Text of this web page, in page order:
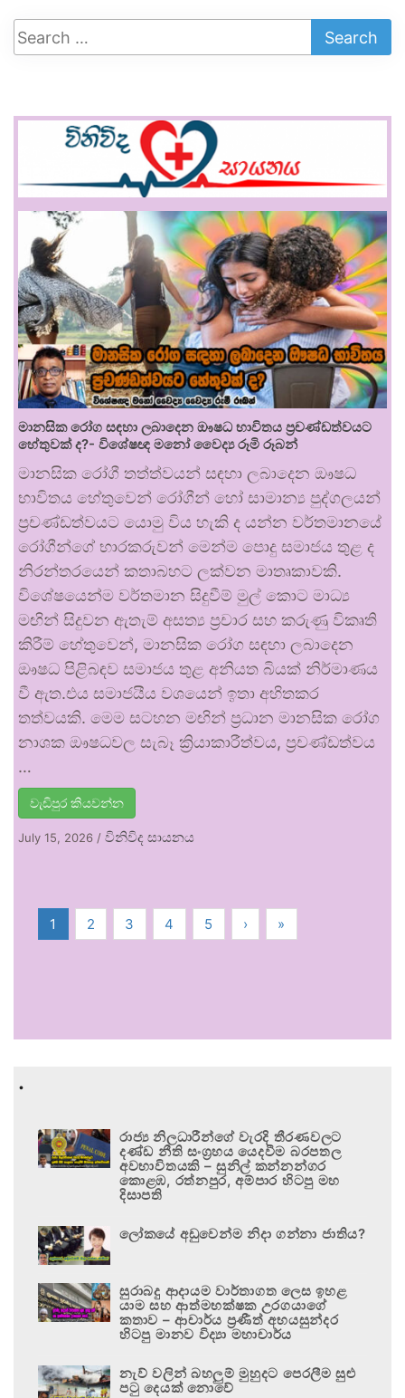
මානසික රෝග සඳහා ලබාදෙන ඖෂධ භාවිතය ප්‍රචණ්ඩත්වයට
හේතුවක් ද?- විශේෂඥ මනෝ වෛද්‍ය රූමි රූබන්
මානසික රෝගී තත්ත්වයන් සඳහා ලබාදෙන ඖෂධ
භාවිතය හේතුවෙන් රෝගීන් හෝ සාමාන්‍ය පුද්ගලයන්
ප්‍රචණ්ඩත්වයට යොමු විය හැකි ද යන්න වර්තමානයේ
රෝගීන්ගේ භාරකරුවන් මෙන්ම පොදු සමාජය තුළ ද
නිරන්තරයෙන් කතාබහට ලක්වන මාතෘකාවකි.
විශේෂයෙන්ම වර්තමාන සිදුවීම් මුල් කොට මාධ්‍ය
මඟින් සිදුවන ඇතැම් අසත්‍ය ප්‍රචාර සහ කරුණු විකෘති
කිරීම් හේතුවෙන්, මානසික රෝග සඳහා ලබාදෙන
ඖෂධ පිළිබඳව සමාජය තුළ අනියත බියක් නිර්මාණය
වී ඇත.එය සමාජයීය වශයෙන් ඉතා අහිතකර
තත්වයකි. මෙම සටහන මඟින් ප්‍රධාන මානසික රෝග
නාශක ඖෂධවල සැබෑ ක්‍රියාකාරීත්වය, ප්‍රචණ්ඩත්වය
…
වැඩිපුර කියවන්න
July 15, 2026 / විනිවිද සායනය
1 2 3 4 5 › »
.
රාජ්‍ය නිලධාරීන්ගේ වැරදි තීරණවලට
දණ්ඩ නීති සංග්‍රහය යෙදවීම බරපතල
අවභාවිතයකි – සුනිල් කන්නන්ගර
කොළඹ, රත්නපුර, අම්පාර හිටපු මහ
දිසාපති
ලෝකයේ අඩුවෙන්ම නිදා ගන්නා ජාතිය?
සුරාබදු ආදායම වාර්තාගත ලෙස ඉහළ
යාම සහ ආත්මභක්ෂක උරගයාගේ
කතාව – ආචාර්ය ප්‍රණීත් අභයසුන්දර
හිටපු මානව විද්‍යා මහාචාර්ය
නැව් වලින් බහලුම් මුහුදට පෙරලීම සුළු
පටු දෙයක් නොවේ